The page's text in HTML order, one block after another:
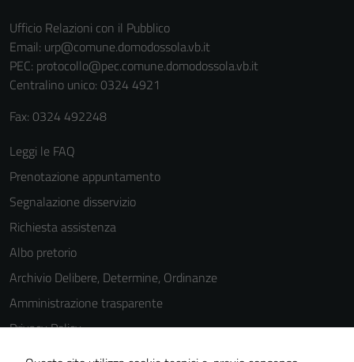
Ufficio Relazioni con il Pubblico
Email: urp@comune.domodossola.vb.it
PEC: protocollo@pec.comune.domodossola.vb.it
Centralino unico: 0324 4921
Fax: 0324 492248
Leggi le FAQ
Prenotazione appuntamento
Segnalazione disservizio
Richiesta assistenza
Albo pretorio
Archivio Delibere, Determine, Ordinanze
Amministrazione trasparente
Privacy Policy
Cookie Policy